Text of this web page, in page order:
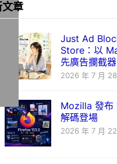
文章
Just Ad
Store：以
先廣告攔截器
2026 年 7 月
Mozilla 發布
解碼登場
2026 年 7 月